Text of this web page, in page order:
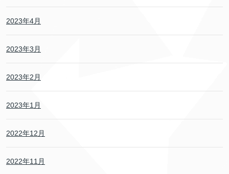
2023年4月
2023年3月
2023年2月
2023年1月
2022年12月
2022年11月